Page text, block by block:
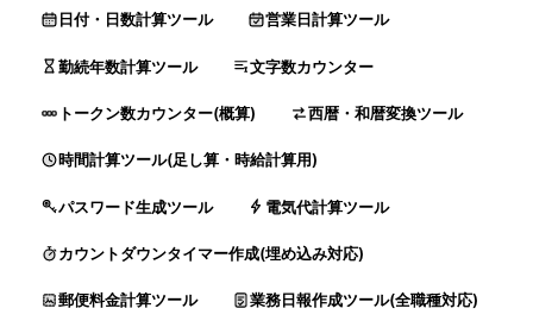
日付・日数計算ツール 営業日計算ツール
勤続年数計算ツール 文字数カウンター
トークン数カウンター(概算) 西暦・和暦変換ツール
時間計算ツール(足し算・時給計算用)
パスワード生成ツール 電気代計算ツール
カウントダウンタイマー作成(埋め込み対応)
郵便料金計算ツール 業務日報作成ツール(全職種対応)